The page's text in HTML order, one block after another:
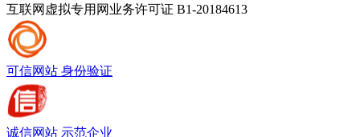
互联网虚拟专用网业务许可证 B1-20184613
可信网站 身份验证
诚信网站 示范企业